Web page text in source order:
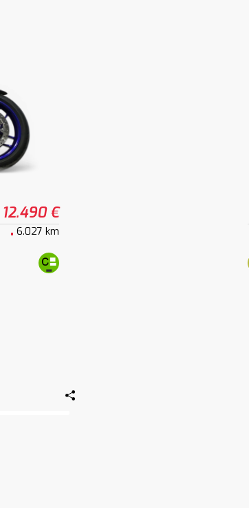
12.490 €
6.027 km